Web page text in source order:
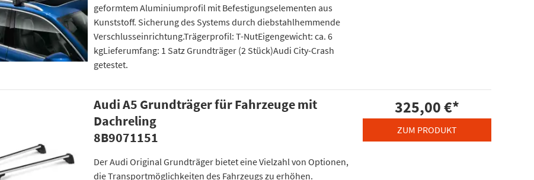
geformtem Aluminiumprofil mit Befestigungselementen aus
Kunststoff. Sicherung des Systems durch diebstahlhemmende
Verschlusseinrichtung.Trägerprofil: T-NutEigengewicht: ca. 6
kgLieferumfang: 1 Satz Grundträger (2 Stück)Audi City-Crash
getestet.
Audi A5 Grundträger für Fahrzeuge mit
Dachreling
8B9071151
Der Audi Original Grundträger bietet eine Vielzahl von Optionen,
die Transportmöglichkeiten des Fahrzeugs zu erhöhen.
325,00 €*
ZUM PRODUKT